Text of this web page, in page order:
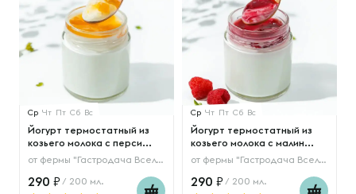
Ср Чт Пт Сб Вс
Йогурт термостатный из
козьего молока с перси...
от фермы "Гастродача Вселуг"
290 / 200 мл.
Ср Чт Пт Сб Вс
Йогурт термостатный из
козьего молока с малин...
от фермы "Гастродача Вселуг"
290 / 200 мл.